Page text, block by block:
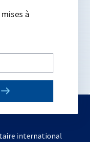
à
international